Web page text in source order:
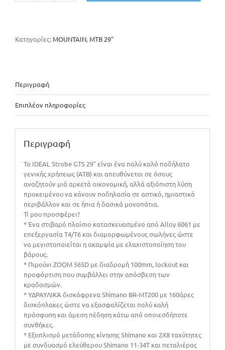
Κατηγορίες: MOUNTAIN, MTB 29"
Περιγραφή
Επιπλέον πληροφορίες
Περιγραφή
Το IDEAL Strobe GTS 29″ είναι ένα πολύ καλό ποδήλατο
γενικής χρήσεως (ΑΤΒ) και απευθύνεται σε όσους
αναζητούν μιά αρκετά οικονομική, αλλά αξιόπιστη λύση
προκειμένου να κάνουν ποδηλασία σε αστικό, ημιαστικό
περιβάλλον και σε ήπια ή δασικά μονοπάτια.
Τί μου προσφέρει?
* Ένα στιβαρό πλαίσιο κατασκευασμένο από Alloy 6061 με
επεξεργασία Τ4/T6 και διαμορφωμένους σωλήνες ώστε
να μεγιστοποιείται η ακαμψία με ελαχιστοποίηση του
βάρους.
* Πιρούνι ΖΟΟΜ 565D με διαδρομή 100mm, lockout και
προφόρτιση που συμβάλλει στην απόσβεση των
κραδασμών.
* ΥΔΡΑΥΛΙΚΆ δισκόφρενα Shimano BR-MT200 με 160άρες
δισκόπλακες ώστε να εξασφαλίζεται πολύ καλή
πρόσφυση και άμεση πέδηση κάτω από οποιεσδήποτε
συνθήκες.
* Εξοπλισμό μετάδοσης κίνησης Shimano και 2Χ8 ταχύτητες
με συνδυασμό ελεύθερου Shimano 11-34Τ και πεταλιέρας